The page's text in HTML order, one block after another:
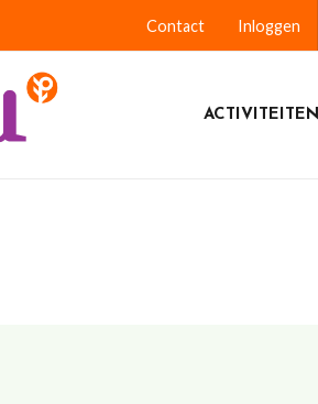
Contact Inloggen
ACTIVITEITEN